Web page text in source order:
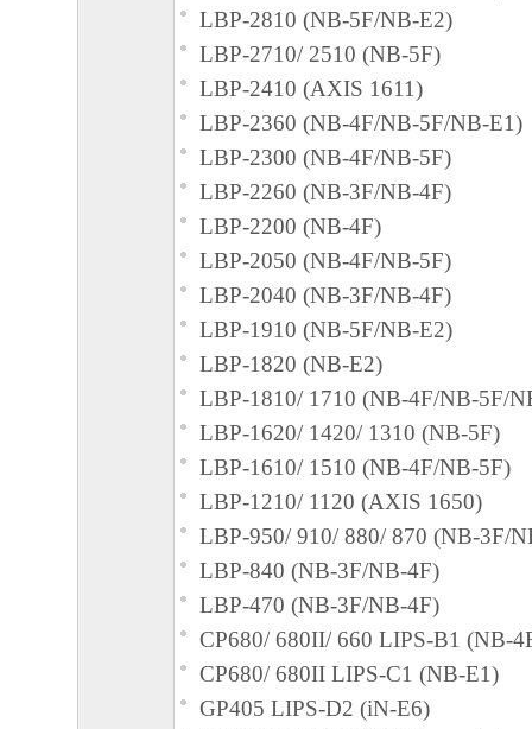
(1) 「本ソフトウェア」は、『現状のまま
諾されます。キヤノン、キヤノンの子会社
連会社、それらの販売代理店または販売店
「本ソフトウェア」に関して、商品性およ
の適合性の保証を含め、いかなる保証も、
たるとを問わず一切しないものとします。
(2) キヤノン、キヤノンの子会社、キヤノ
れらの販売代理店または販売店のいずれも
ェア」の使用または使用不能から生ずるい
失利益およびその他の派生的または付随的
これらに限定されない全ての損害を言いま
て、適用法で認められる限り、一切の責任
とします。たとえ、キヤノン、キヤノンの
ンの関連会社、それらの販売代理店または
損害の可能性について知らされていた場合
(3) キヤノン、キヤノンの子会社、キヤノ
れらの販売代理店または販売店のいずれも
ェア」、または「本ソフトウェア」の使用
連してお客様と第三者との間に生じたいか
ても、一切責任を負わないものとします。
LBP-2810 (NB-5F/NB-E2)
LBP-2710/ 2510 (NB-5F)
LBP-2410 (AXIS 1611)
LBP-2360 (NB-4F/NB-5F/NB-E1)
LBP-2300 (NB-4F/NB-5F)
LBP-2260 (NB-3F/NB-4F)
LBP-2200 (NB-4F)
LBP-2050 (NB-4F/NB-5F)
LBP-2040 (NB-3F/NB-4F)
LBP-1910 (NB-5F/NB-E2)
LBP-1820 (NB-E2)
LBP-1810/ 1710 (NB-4F/NB-5F/
LBP-1620/ 1420/ 1310 (NB-5F)
LBP-1610/ 1510 (NB-4F/NB-5F)
LBP-1210/ 1120 (AXIS 1650)
LBP-950/ 910/ 880/ 870 (NB-3F/
LBP-840 (NB-3F/NB-4F)
LBP-470 (NB-3F/NB-4F)
CP680/ 680II/ 660 LIPS-B1 (NB-
CP680/ 680II LIPS-C1 (NB-E1)
GP405 LIPS-D2 (iN-E6)